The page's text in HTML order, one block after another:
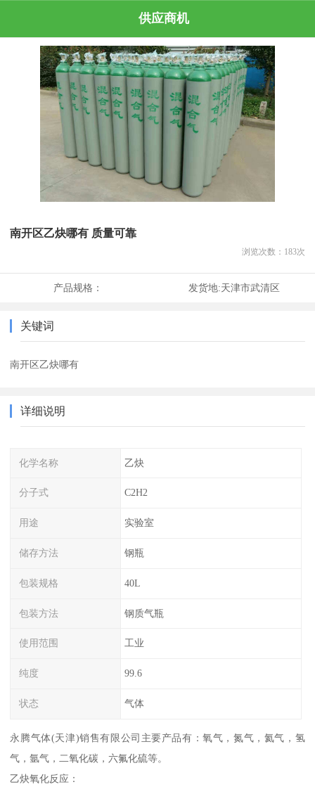
供应商机
南开区乙炔哪有 质量可靠
浏览次数： 183次
产品规格： 发货地:天津市武清区
关键词
南开区乙炔哪有
详细说明
化学名称 乙炔
分子式 C2H2
用途 实验室
储存方法 钢瓶
包装规格 40L
包装方法 钢质气瓶
使用范围 工业
纯度 99.6
状态 气体
永腾气体(天津)销售有限公司主要产品有：氧气，氮气，氦气，氢
气，氩气，二氧化碳，六氟化硫等。
乙炔氧化反应：